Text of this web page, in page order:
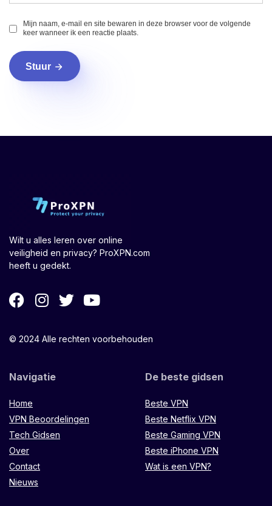
Mijn naam, e-mail en site bewaren in deze browser voor de volgende
keer wanneer ik een reactie plaats.
Stuur
Wilt u alles leren over online
veiligheid en privacy? ProXPN.com
heeft u gedekt.
© 2024 Alle rechten voorbehouden
Navigatie
Home
VPN Beoordelingen
Tech Gidsen
Over
Contact
Nieuws
De beste gidsen
Beste VPN
Beste Netflix VPN
Beste Gaming VPN
Beste iPhone VPN
Wat is een VPN?